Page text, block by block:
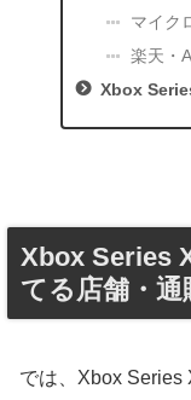
マイク
楽天・
Xbox
Xbox Series
てる店舗・通
では、Xbox Series